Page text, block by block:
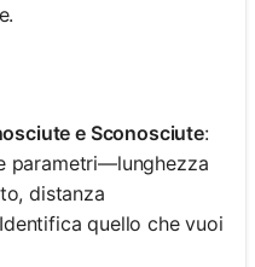
e Sconosciute:
parametri—lunghezza
distanza
quello che vuoi